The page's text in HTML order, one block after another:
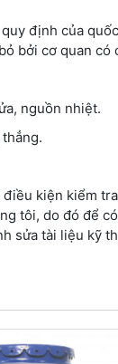
định của
bởi cơ quan có
nguồn nhiệt.
kiện kiểm
tôi, do đó để
sửa tài liệu kỹ